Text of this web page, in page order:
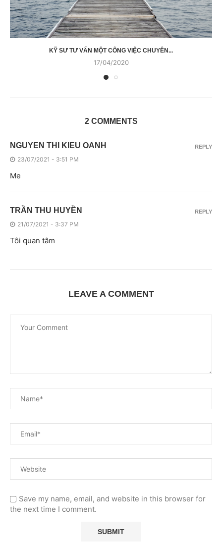
KỸ SƯ TƯ VẤN MỘT CÔNG VIỆC CHUYÊN...
17/04/2020
2 COMMENTS
NGUYEN THI KIEU OANH
23/07/2021 - 3:51 PM
Me
REPLY
TRẦN THU HUYỀN
21/07/2021 - 3:37 PM
Tôi quan tâm
REPLY
LEAVE A COMMENT
Save my name, email, and website in this browser for
the next time I comment.